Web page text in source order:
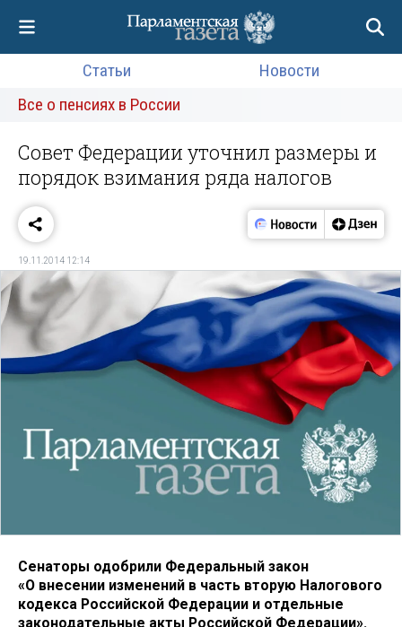
Статьи
Новости
Все о пенсиях в России
Совет Федерации уточнил размеры и
порядок взимания ряда налогов
19.11.2014 12:14
Сенаторы одобрили Федеральный закон
«О внесении изменений в часть вторую Налогового
кодекса Российской Федерации и отдельные
законодательные акты Российской Федерации».